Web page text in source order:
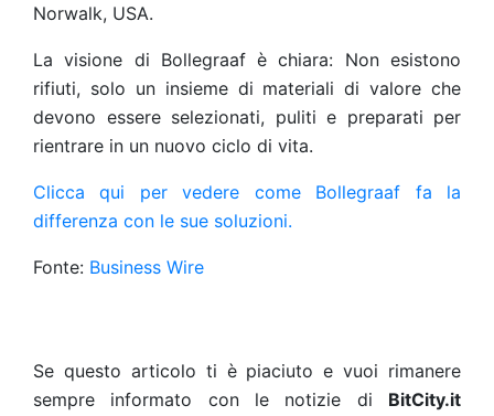
Norwalk, USA.
La visione di Bollegraaf è chiara: Non esistono
rifiuti, solo un insieme di materiali di valore che
devono essere selezionati, puliti e preparati per
rientrare in un nuovo ciclo di vita.
Clicca qui per vedere come Bollegraaf fa la
differenza con le sue soluzioni.
Fonte: Business Wire
Se questo articolo ti è piaciuto e vuoi rimanere
sempre informato con le notizie di BitCity.it